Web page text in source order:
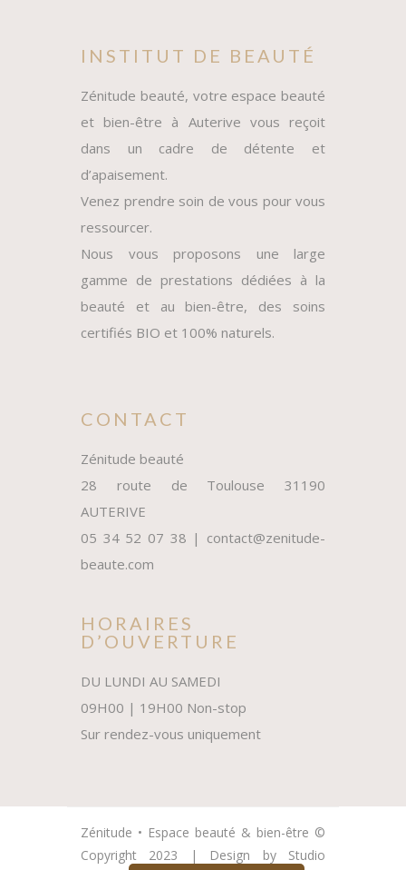
INSTITUT DE BEAUTÉ
Zénitude beauté, votre espace beauté
et bien-être à Auterive vous reçoit
dans un cadre de détente et
d’apaisement.
Venez prendre soin de vous pour vous
ressourcer.
Nous vous proposons une large
certifiés BIO et 100% naturels.
Zénitude beauté
28 route de Toulouse 31190
05 34 52 07 38 | contact@zenitude-
beaute.com
HORAIRES
D’OUVERTURE